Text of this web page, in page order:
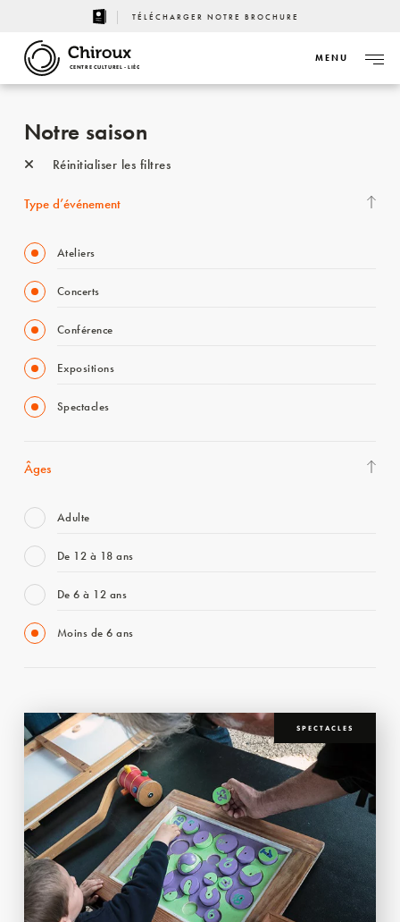
TÉLÉCHARGER NOTRE BROCHURE
CENTRE CULTUREL - LIÈGE
MENU
Notre saison
Réinitialiser les filtres
Type d’événement
Ateliers
Concerts
Conférence
Expositions
Spectacles
Âges
Adulte
De 12 à 18 ans
De 6 à 12 ans
Moins de 6 ans
SPECTACLES